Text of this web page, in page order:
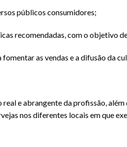
públicos consumidores;
recomendadas, com o objetivo
as vendas e a difusão da
e abrangente da profissão,
nos diferentes locais em que